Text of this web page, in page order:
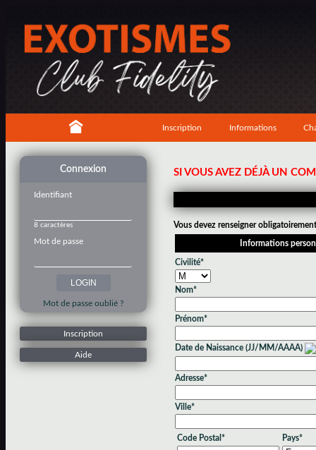
Inscription Informations
Connexion
Identifiant
8 caractères
Mot de passe
Mot de passe oublié ?
Inscription
Aide
SI VOUS AVEZ DÉJÀ UN
Vous devez renseigner
Informations
Civilité*
Nom*
Prénom*
Date de Naissance (JJ/MM/AAAA)
Adresse*
Ville*
Code Postal* Pays*